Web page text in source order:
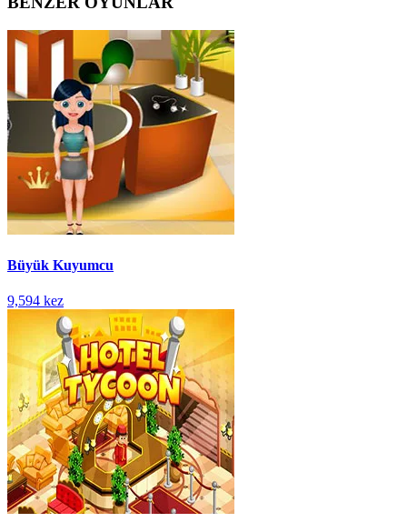
Büyük Kuyumcu
9,594 kez